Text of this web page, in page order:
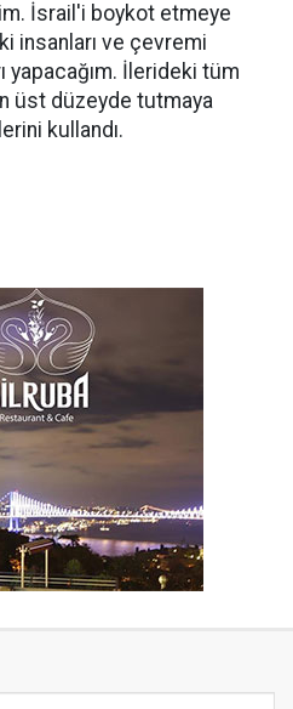
İsrail'i boykot etmeye
insanları ve çevremi
yapacağım. İlerideki tüm
üst düzeyde tutmaya
kullandı.